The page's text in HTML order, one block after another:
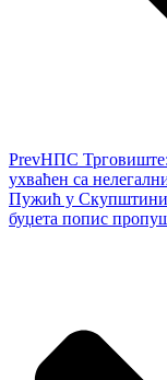
PrevНПС Трговиште:
ухваћен са
Пужић у Скупштини
буџета попис